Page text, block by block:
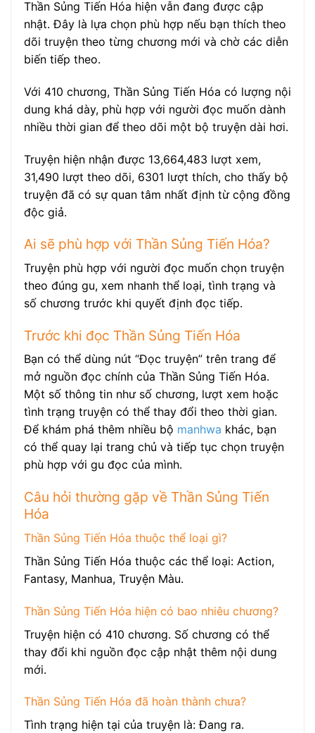
Thần Sủng Tiến Hóa hiện vẫn đang được cập
nhật. Đây là lựa chọn phù hợp nếu bạn thích theo
dõi truyện theo từng chương mới và chờ các diễn
biến tiếp theo.
Với 410 chương, Thần Sủng Tiến Hóa có lượng nội
dung khá dày, phù hợp với người đọc muốn dành
nhiều thời gian để theo dõi một bộ truyện dài hơi.
Truyện hiện nhận được 13,664,483 lượt xem,
31,490 lượt theo dõi, 6301 lượt thích, cho thấy bộ
truyện đã có sự quan tâm nhất định từ cộng đồng
độc giả.
Ai sẽ phù hợp với Thần Sủng Tiến Hóa?
Truyện phù hợp với người đọc muốn chọn truyện
theo đúng gu, xem nhanh thể loại, tình trạng và
số chương trước khi quyết định đọc tiếp.
Trước khi đọc Thần Sủng Tiến Hóa
Bạn có thể dùng nút “Đọc truyện” trên trang để
mở nguồn đọc chính của Thần Sủng Tiến Hóa.
Một số thông tin như số chương, lượt xem hoặc
tình trạng truyện có thể thay đổi theo thời gian.
Để khám phá thêm nhiều bộ manhwa khác, bạn
có thể quay lại trang chủ và tiếp tục chọn truyện
phù hợp với gu đọc của mình.
Câu hỏi thường gặp về Thần Sủng Tiến
Hóa
Thần Sủng Tiến Hóa thuộc thể loại gì?
Thần Sủng Tiến Hóa thuộc các thể loại: Action,
Fantasy, Manhua, Truyện Màu.
Thần Sủng Tiến Hóa hiện có bao nhiêu chương?
Truyện hiện có 410 chương. Số chương có thể
thay đổi khi nguồn đọc cập nhật thêm nội dung
mới.
Thần Sủng Tiến Hóa đã hoàn thành chưa?
Tình trạng hiện tại của truyện là: Đang ra.